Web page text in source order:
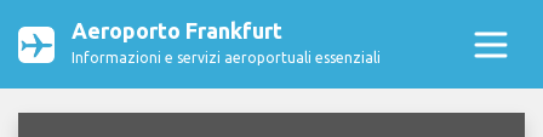
Aeroporto Frankfurt
Informazioni e servizi aeroportuali essenziali